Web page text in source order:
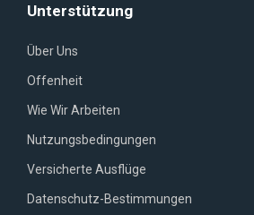
Unterstützung
Über Uns
Offenheit
Wie Wir Arbeiten
Nutzungsbedingungen
Versicherte Ausflüge
Datenschutz-Bestimmungen